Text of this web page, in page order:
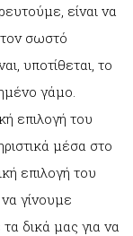
είναι να
σωστό
υποτίθεται, το
γάμο.
επιλογή του
μέσα στο
επιλογή του
γίνουμε
δικά μας για να